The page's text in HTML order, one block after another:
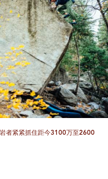
者紧紧抓住距今3100万至2600